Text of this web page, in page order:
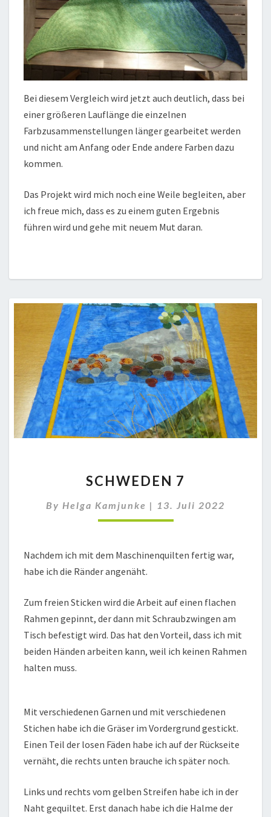
Bei diesem Vergleich wird jetzt auch deutlich, dass bei
einer größeren Lauflänge die einzelnen
Farbzusammenstellungen länger gearbeitet werden
und nicht am Anfang oder Ende andere Farben dazu
kommen.
Das Projekt wird mich noch eine Weile begleiten, aber
ich freue mich, dass es zu einem guten Ergebnis
führen wird und gehe mit neuem Mut daran.
7
SCHWEDEN 7
By Helga Kamjunke | 13. Juli 2022
Nachdem ich mit dem Maschinenquilten fertig war,
habe ich die Ränder angenäht.
Zum freien Sticken wird die Arbeit auf einen flachen
Rahmen gepinnt, der dann mit Schraubzwingen am
Tisch befestigt wird. Das hat den Vorteil, dass ich mit
beiden Händen arbeiten kann, weil ich keinen Rahmen
halten muss.
Mit verschiedenen Garnen und mit verschiedenen
Stichen habe ich die Gräser im Vordergrund gestickt.
Einen Teil der losen Fäden habe ich auf der Rückseite
vernäht, die rechts unten brauche ich später noch.
Links und rechts vom gelben Streifen habe ich in der
Naht gequiltet. Erst danach habe ich die Halme der